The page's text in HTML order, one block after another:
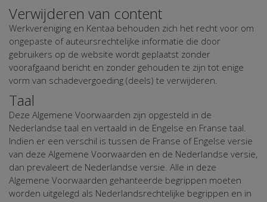
Verwijderen van content
Werkvereniging en Kentaa behouden zich het recht voor om
ongepaste of auteursrechtelijke informatie die door
gebruikers op de website wordt geplaatst zonder
voorafgaand bericht en zonder gehouden te zijn tot enige
vorm van schadevergoeding (deels) te verwijderen.
Taal
Deze Algemene Voorwaarden zijn opgesteld in de
Nederlandse taal en vertaald in de Engelse en Franse taal.
Indien er een verschil is tussen de Franse of Engelse versie
van deze Algemene Voorwaarden en de Nederlandse versie,
dan prevaleert de Nederlandse versie. Alle in deze
Algemene Voorwaarden gehanteerde begrippen moeten
worden uitgelegd als Nederlandsrechtelijke begrippen en in